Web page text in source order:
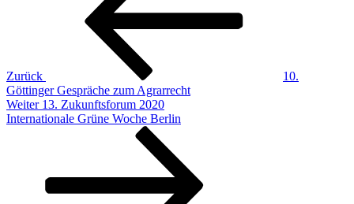
Zurück
10.
Göttinger Gespräche zum Agrarrecht
Nächster
Beitrag
Weiter 13. Zukunftsforum 2020
Internationale Grüne Woche Berlin